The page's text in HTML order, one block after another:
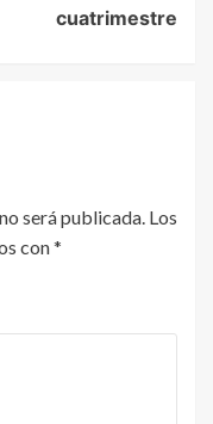
cuatrimestre
será publicada. Los
con*